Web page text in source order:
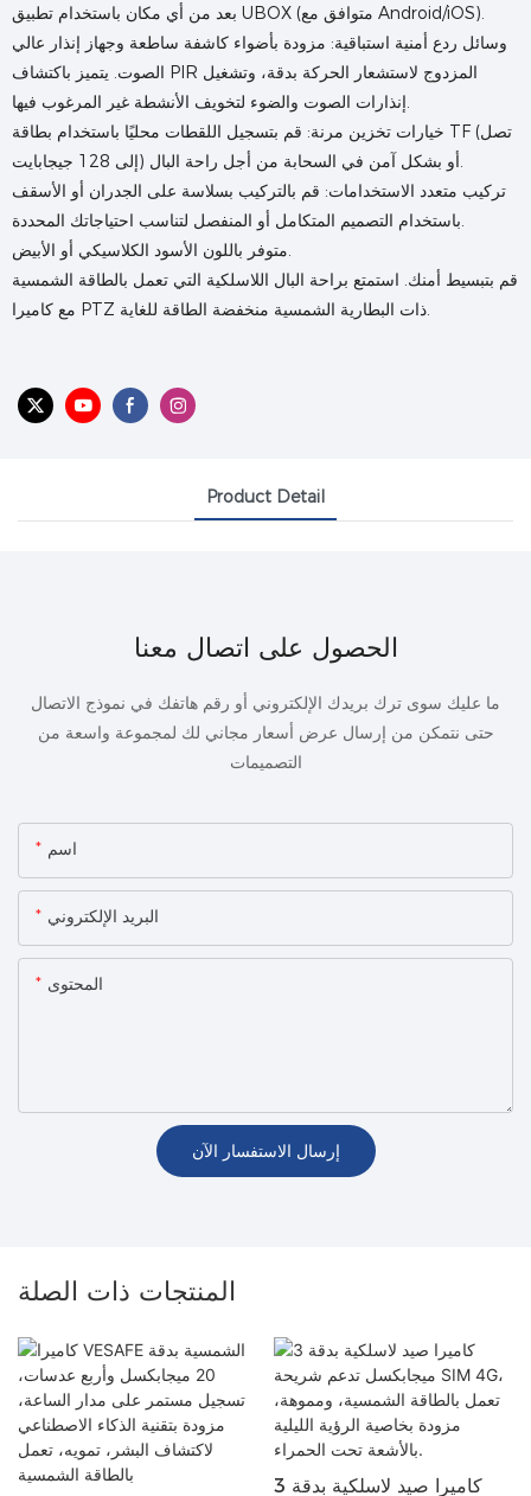
بعد من أي مكان باستخدام تطبيق UBOX (متوافق مع Android/iOS).
وسائل ردع أمنية استباقية: مزودة بأضواء كاشفة ساطعة وجهاز إنذار عالي
الصوت. يتميز باكتشاف PIR المزدوج لاستشعار الحركة بدقة، وتشغيل
إنذارات الصوت والضوء لتخويف الأنشطة غير المرغوب فيها.
خيارات تخزين مرنة: قم بتسجيل اللقطات محليًا باستخدام بطاقة TF (تصل
إلى 128 جيجابايت) أو بشكل آمن في السحابة من أجل راحة البال.
تركيب متعدد الاستخدامات: قم بالتركيب بسلاسة على الجدران أو الأسقف
باستخدام التصميم المتكامل أو المنفصل لتناسب احتياجاتك المحددة.
متوفر باللون الأسود الكلاسيكي أو الأبيض.
قم بتبسيط أمنك. استمتع براحة البال اللاسلكية التي تعمل بالطاقة الشمسية
مع كاميرا PTZ ذات البطارية الشمسية منخفضة الطاقة للغاية.
Product Detail
الحصول على اتصال معنا
ما عليك سوى ترك بريدك الإلكتروني أو رقم هاتفك في نموذج الاتصال
حتى نتمكن من إرسال عرض أسعار مجاني لك لمجموعة واسعة من
التصميمات
اسم
البريد الإلكتروني
المحتوى
إرسال الاستفسار الآن
المنتجات ذات الصلة
كاميرا صيد لاسلكية بدقة 3